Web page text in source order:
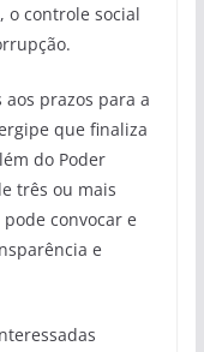
controle social
prazos para a
que finaliza
do Poder
três ou mais
convocar e
e